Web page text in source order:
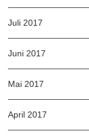
Juli 2017
Juni 2017
Mai 2017
April 2017